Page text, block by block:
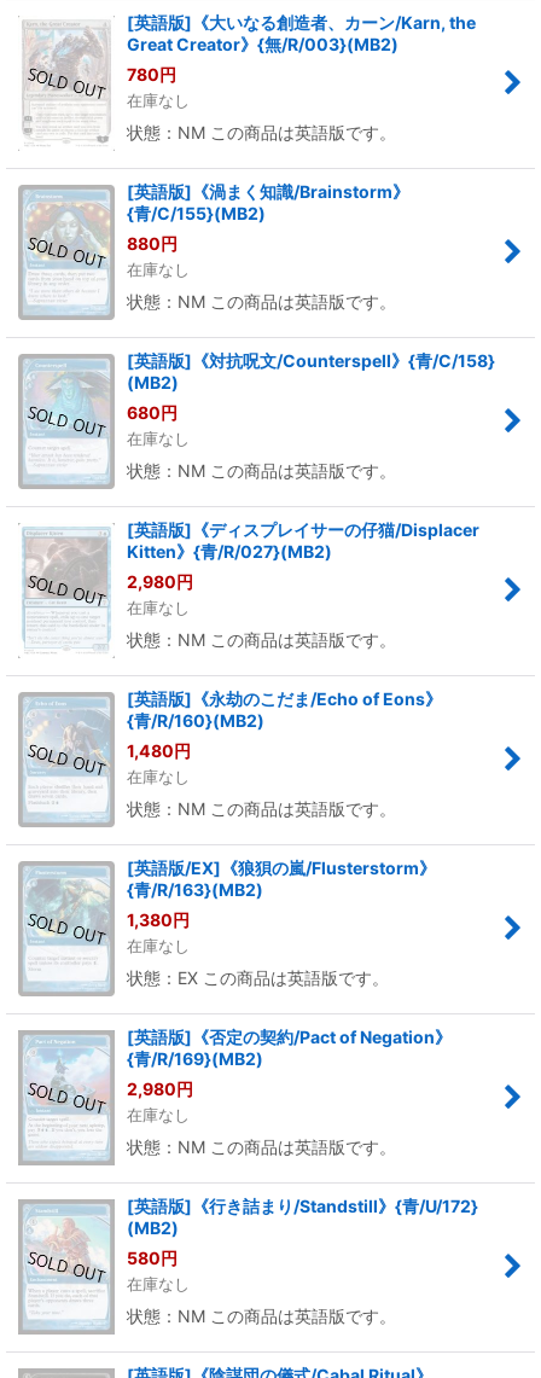
[英語版]《大いなる創造者、カーン/Karn, the
Great Creator》{無/R/003}(MB2)
780円
在庫なし
状態：NM この商品は英語版です。
[英語版]《渦まく知識/Brainstorm》
{青/C/155}(MB2)
880円
在庫なし
状態：NM この商品は英語版です。
[英語版]《対抗呪文/Counterspell》{青/C/158}
(MB2)
680円
在庫なし
状態：NM この商品は英語版です。
[英語版]《ディスプレイサーの仔猫/Displacer
Kitten》{青/R/027}(MB2)
2,980円
在庫なし
状態：NM この商品は英語版です。
[英語版]《永劫のこだま/Echo of Eons》
{青/R/160}(MB2)
1,480円
在庫なし
状態：NM この商品は英語版です。
[英語版/EX]《狼狽の嵐/Flusterstorm》
{青/R/163}(MB2)
1,380円
在庫なし
状態：EX この商品は英語版です。
[英語版]《否定の契約/Pact of Negation》
{青/R/169}(MB2)
2,980円
在庫なし
状態：NM この商品は英語版です。
[英語版]《行き詰まり/Standstill》{青/U/172}
(MB2)
580円
在庫なし
状態：NM この商品は英語版です。